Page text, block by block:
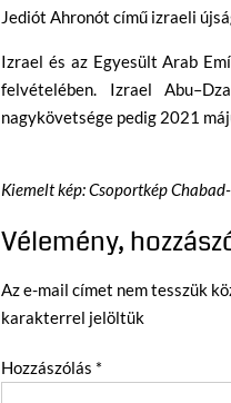
Jediót Ahronót című izraeli
Izrael és az Egyesült Arab
felvételében. Izrael
nagykövetsége pedig 2021
Kiemelt kép: Csoportkép
Vélemény,
Az e-mail címet nem tesszük
karakterrel jelöltük
Hozzászólás *